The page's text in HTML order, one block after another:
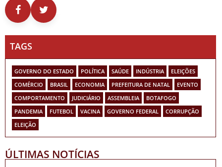
TAGS
GOVERNO DO ESTADO POLÍTICA SAÚDE INDÚSTRIA
ELEIÇÕES
COMÉRCIO
BRASIL ECONOMIA PREFEITURA DE NATAL
EVENTO
COMPORTAMENTO
JUDICIÁRIO ASSEMBLEIA
BOTAFOGO
PANDEMIA
FUTEBOL VACINA GOVERNO FEDERAL
CORRUPÇÃO
ELEIÇÃO
ÚLTIMAS NOTÍCIAS